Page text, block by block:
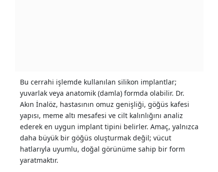
Bu cerrahi işlemde kullanılan silikon implantlar;
yuvarlak veya anatomik (damla) formda olabilir. Dr.
Akın İnalöz, hastasının omuz genişliği, göğüs kafesi
yapısı, meme altı mesafesi ve cilt kalınlığını analiz
ederek en uygun implant tipini belirler. Amaç, yalnızca
daha büyük bir göğüs oluşturmak değil; vücut
hatlarıyla uyumlu, doğal görünüme sahip bir form
yaratmaktır.